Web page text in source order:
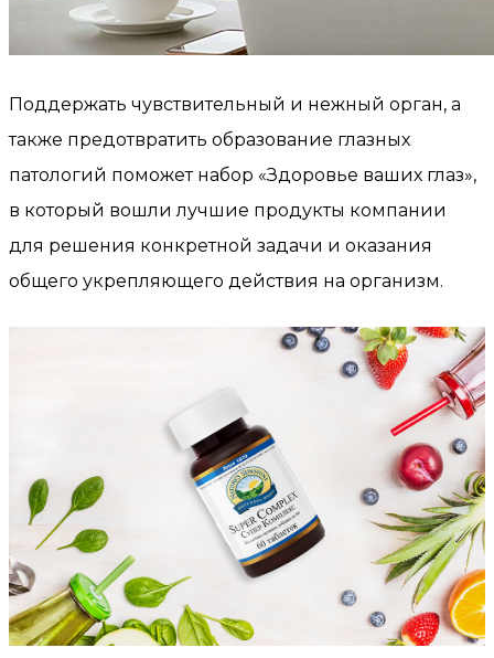
Поддержать чувствительный и нежный орган, а
также предотвратить образование глазных
патологий поможет набор «Здоровье ваших глаз»,
в который вошли лучшие продукты компании
для решения конкретной задачи и оказания
общего укрепляющего действия на организм.